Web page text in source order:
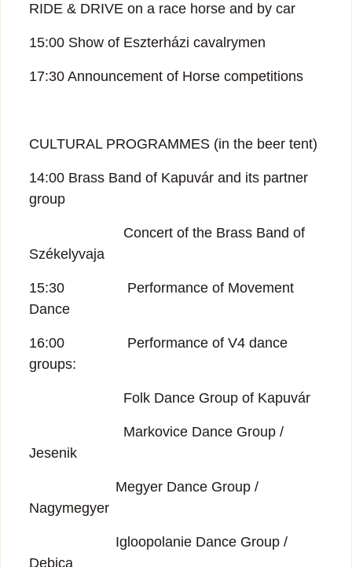
RIDE & DRIVE on a race horse and by car
15:00 Show of Eszterházi cavalrymen
17:30 Announcement of Horse competitions
CULTURAL PROGRAMMES (in the beer tent)
14:00 Brass Band of Kapuvár and its partner
group
Concert of the Brass Band of
Székelyvaja
15:30 Performance of Movement
Dance
16:00 Performance of V4 dance
groups:
Folk Dance Group of Kapuvár
Markovice Dance Group /
Jesenik
Megyer Dance Group /
Nagymegyer
Igloopolanie Dance Group /
Debica